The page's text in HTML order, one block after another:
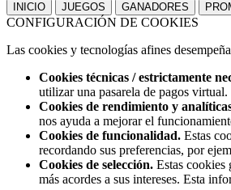
INICIO JUEGOS GANADORES
CONFIGURACIÓN DE COOKIES
Las cookies y tecnologías afines
Cookies técnicas / estrictamente
utilizar una pasarela de pagos virtual.
Cookies de rendimiento y
nos ayuda a mejorar el
Cookies de funcionalidad. Estas
recordando sus preferencias, por
Cookies de selección. Estas cookies
más acordes a sus intereses. Esta